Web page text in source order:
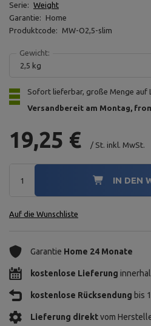
Serie: Weight
Garantie:
Home
Produktcode:
MW-O2,5-slim
Gewicht:
2,5 kg
Sofort lieferbar, große Menge auf
Versandbereit am Montag
19,25 € / St. inkl. MwSt.
IN DEN
Auf die Wunschliste
Garantie Home 24 Monate
kostenlose Lieferung
kostenlose Rücksendung bis
Lieferung direktvom